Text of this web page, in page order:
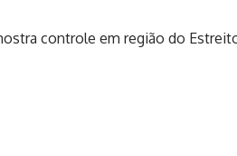
controle em região do